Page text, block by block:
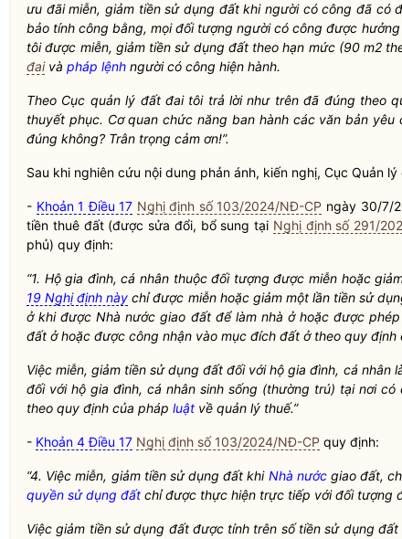
ưu đãi miễn, giảm tiền sử dụng đất khi người có công đã có
bảo tính công bằng, mọi đối tượng người có công được
tôi được miễn, giảm tiền sử dụng đất theo hạn mức (90 m2
đaivà pháp lệnh người có công hiện hành.
Theo Cục quản lý đất đai tôi trả lời như trên đã đúng theo
thuyết phục. Cơ quan chức năng ban hành các văn bản
đúng không? Trân trọng cảm ơn!”.
Sau khi nghiên cứu nội dung phản ánh, kiến nghị, Cục Quản
- Khoản 1 Điều 17 Nghị định số 103/2024/NĐ-CP ngày 30/7/
tiền thuê đất (được sửa đổi, bổ sung tại Nghị định số 291/
phủ) quy định:
“1. Hộ gia đình, cá nhân thuộc đối tượng được miễn hoặc
19 Nghị định này chỉ được miễn hoặc giảm một lần tiền sử
ở khi đượcNhà nước giao đất để làm nhà ở hoặc được
đất ở hoặc được công nhận vào mục đích đất ở theo quy định
Việc miễn, giảm tiền sử dụng đất đối với hộ gia đình, cá nhân
đối với hộ gia đình, cá nhân sinh sống (thường trú) tại nơi
theo quy định của pháp luật về quản lý thuế.”
- Khoản 4 Điều 17 Nghị định số 103/2024/NĐ-CP quy định:
“4. Việc miễn, giảm tiền sử dụng đất khi Nhà nướcgiao đất,
quyền sử dụng đất chỉ được thực hiện trực tiếp với đối tượng
Việc giảm tiền sử dụng đất được tính trên số tiền sử dụng